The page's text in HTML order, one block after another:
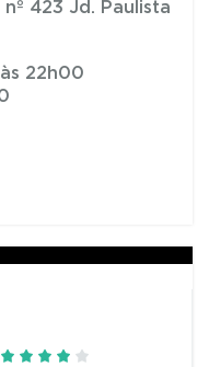
423 Jd. Paulista
22h00